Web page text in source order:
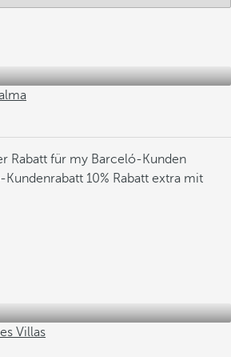
Rabatt für my Barceló-Kunden
Kundenrabatt 10% Rabatt extra mit
Villas